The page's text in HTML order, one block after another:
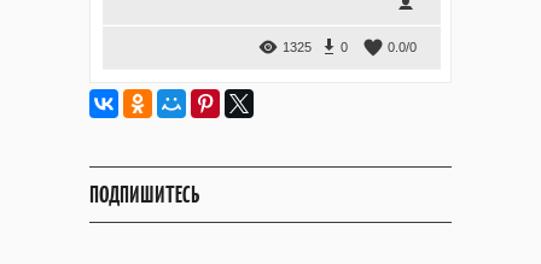
1325 0 0.0/0
ПОДПИШИТЕСЬ